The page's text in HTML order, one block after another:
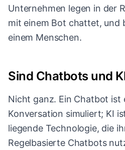
Unternehmen legen in der
mit einem Bot chattet, und
einem Menschen.
Sind Chatbots und
Nicht ganz. Ein Chatbot ist
Konversation simuliert; KI
liegende Technologie, die
Regelbasierte Chatbots